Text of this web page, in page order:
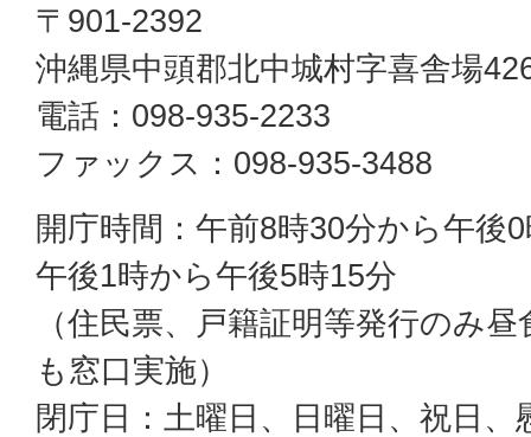
〒901-2392
沖縄県中頭郡北中城村字喜舎場
電話：098-935-2233
ファックス：098-935-3488
開庁時間：午前8時30分から午後
午後1時から午後5時15分
（住民票、戸籍証明等発行のみ昼
も窓口実施）
閉庁日：土曜日、日曜日、祝日、